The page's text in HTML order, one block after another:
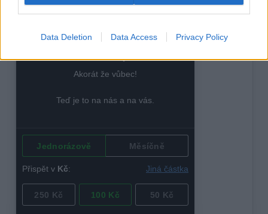
Data Deletion Data Access Privacy Policy
reklama